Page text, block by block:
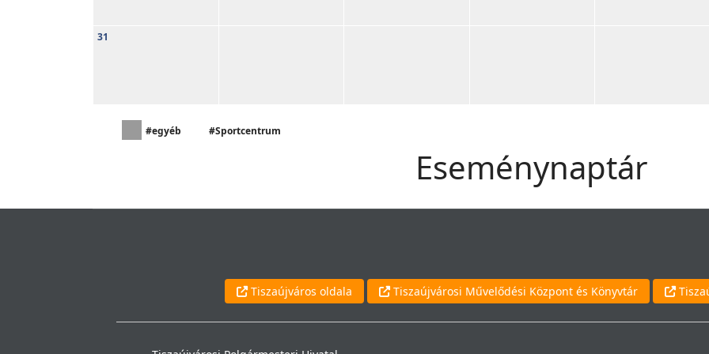
31
#egyéb #Sportcentrum
Eseménynaptár
Tiszaújváros oldala Tiszaújvárosi Művelődési Központ és Könyvtár